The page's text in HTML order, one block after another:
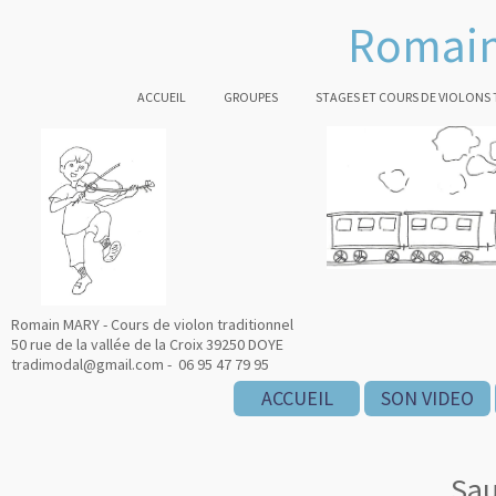
ACCUEIL GROUPES STAGES ET COURS DE VIOLONS
Romain MARY - Cours de violon traditionnel
50 rue de la vallée de la Croix 39250 DOYE
tradimodal@gmail.com - 06 95 47 79 95
ACCUEIL SON VIDEO